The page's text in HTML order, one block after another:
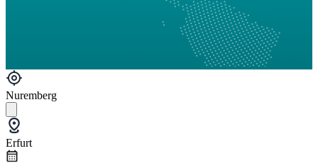
Nuremberg
Erfurt